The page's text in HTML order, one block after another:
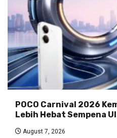
POCO Carnival 2026
Lebih Hebat Sempena
August 7, 2026